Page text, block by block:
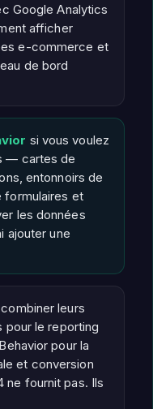
Google Analytics
afficher
e-commerce et
de bord
si vous voulez
— cartes de
entonnoirs de
formulaires et
les données
ajouter une
leurs
pour le reporting
pour la
et conversion
ne fournit pas. Ils